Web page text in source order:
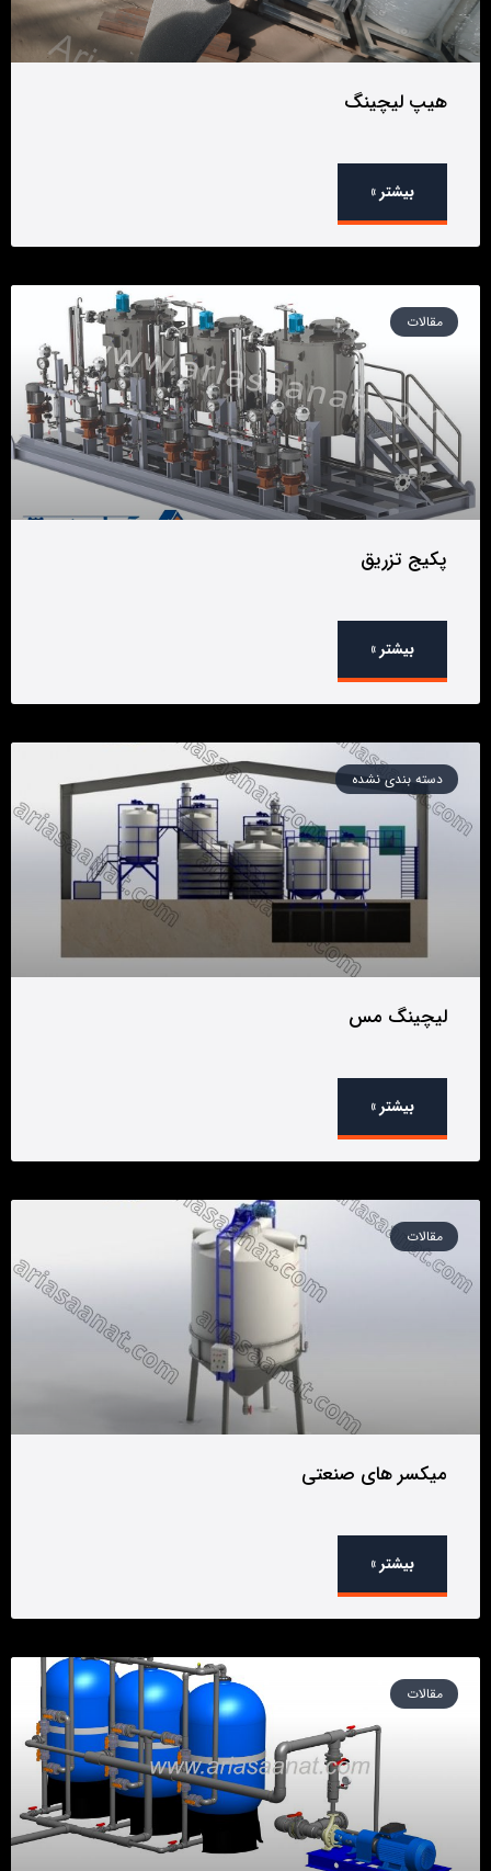
هیپ لیچینگ
بیشتر »
مقالات
پکیج تزریق
بیشتر »
دسته بندی نشده
لیچینگ مس
بیشتر »
مقالات
میکسر های صنعتی
بیشتر »
مقالات